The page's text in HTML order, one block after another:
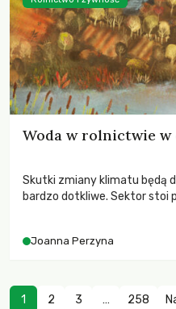
Woda w rolnictwie
Skutki zmiany klimatu będą
bardzo dotkliwe. Sektor stoi
zachodzących zmian
Joanna Perzyna
1 2 3 … 258